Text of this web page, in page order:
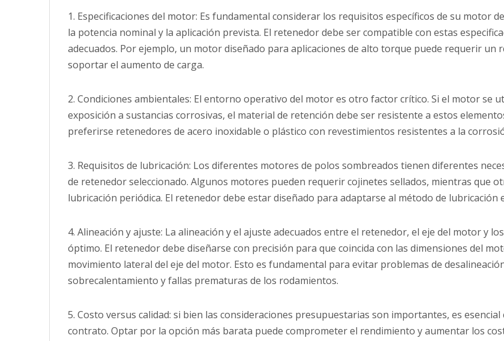
1. Especificaciones del motor: Es fundamental considerar los requisitos específicos de su motor
la potencia nominal y la aplicación prevista. El retenedor debe ser compatible con estas
adecuados. Por ejemplo, un motor diseñado para aplicaciones de alto torque puede requerir
soportar el aumento de carga.
2. Condiciones ambientales: El entorno operativo del motor es otro factor crítico. Si el motor se
exposición a sustancias corrosivas, el material de retención debe ser resistente a estos
preferirse retenedores de acero inoxidable o plástico con revestimientos resistentes a la
3. Requisitos de lubricación: Los diferentes motores de polos sombreados tienen diferentes
de retenedor seleccionado. Algunos motores pueden requerir cojinetes sellados, mientras que
lubricación periódica. El retenedor debe estar diseñado para adaptarse al método de lubricación
4. Alineación y ajuste: La alineación y el ajuste adecuados entre el retenedor, el eje del motor y
óptimo. El retenedor debe diseñarse con precisión para que coincida con las dimensiones del
movimiento lateral del eje del motor. Esto es fundamental para evitar problemas de
sobrecalentamiento y fallas prematuras de los rodamientos.
5. Costo versus calidad: si bien las consideraciones presupuestarias son importantes, es
contrato. Optar por la opción más barata puede comprometer el rendimiento y aumentar los